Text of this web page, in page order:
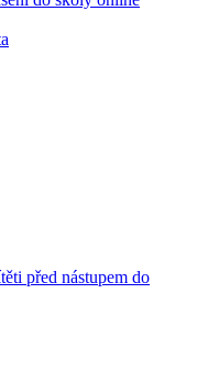
před nástupem do